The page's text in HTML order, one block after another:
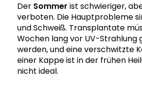
Der Sommer ist schwieriger,
verboten. Die Hauptprobleme
und Schweiß. Transplantate
Wochen lang vor UV-Strahlung
werden, und eine verschwitzte
einer Kappe ist in der frühen
nicht ideal.